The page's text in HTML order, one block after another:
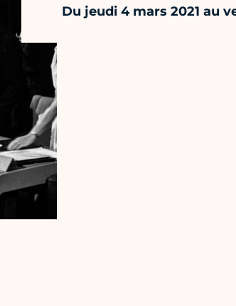
Du jeudi 4 mars 2021 au